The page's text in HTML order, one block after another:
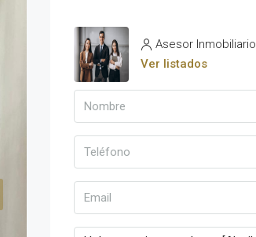
Asesor Inmobiliario
Ver listados